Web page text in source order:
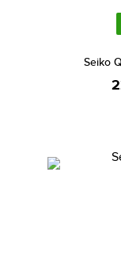
Seiko